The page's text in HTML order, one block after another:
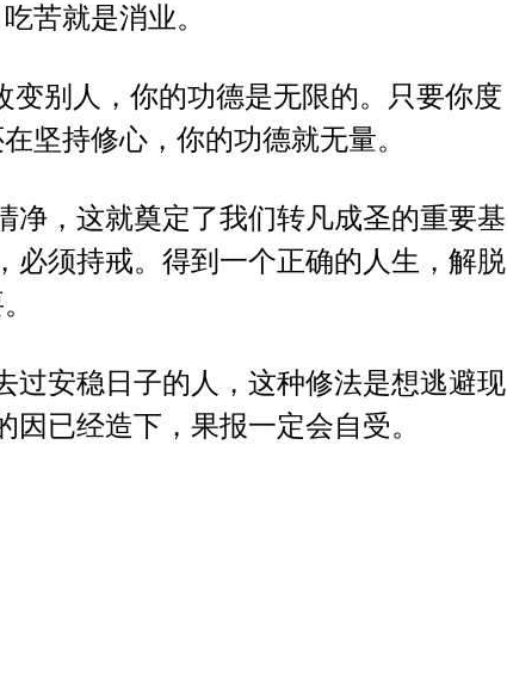
苦就是消业。
变别人，你的功德是无限的。只要你度
坚持修心，你的功德就无量。
净，这就奠定了我们转凡成圣的重要基
必须持戒。得到一个正确的人生，解脱
过安稳日子的人，这种修法是想逃避现
已经造下，果报一定会自受。